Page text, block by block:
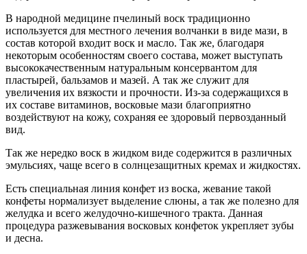
В народной медицине пчелиный воск традиционно
используется для местного лечения волчанки в виде мази, в
состав которой входит воск и масло. Так же, благодаря
некоторым особенностям своего состава, может выступать
высококачественным натуральным консервантом для
пластырей, бальзамов и мазей. А так же служит для
увеличения их вязкости и прочности. Из-за содержащихся в
их составе витаминов, восковые мази благоприятно
воздействуют на кожу, сохраняя ее здоровый первозданный
вид.
Так же нередко воск в жидком виде содержится в различных
эмульсиях, чаще всего в солнцезащитных кремах и жидкостях.
Есть специальная линия конфет из воска, жевание такой
конфеты нормализует выделение слюны, а так же полезно для
желудка и всего желудочно-кишечного тракта. Данная
процедура разжевывания восковых конфеток укрепляет зубы
и десна.